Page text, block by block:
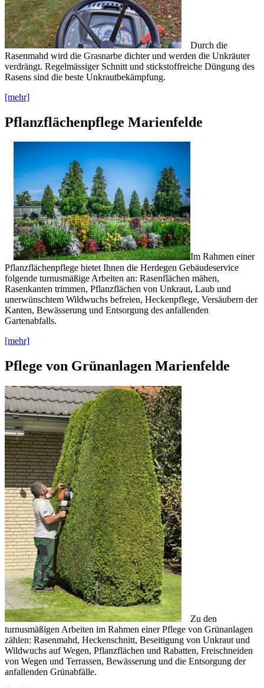
Durch die
Rasenmahd wird die Grasnarbe dichter und werden die Unkräuter
verdrängt. Regelmässiger Schnitt und stickstoffreiche Düngung des
Rasens sind die beste Unkrautbekämpfung.
[mehr]
Pflanzflächenpflege Marienfelde
Im Rahmen einer
Pflanzflächenpflege bietet Ihnen die Herdegen Gebäudeservice
folgende turnusmäßige Arbeiten an: Rasenflächen mähen,
Rasenkanten trimmen, Pflanzflächen von Unkraut, Laub und
unerwünschtem Wildwuchs befreien, Heckenpflege, Versäubern der
Kanten, Bewässerung und Entsorgung des anfallenden
Gartenabfalls.
[mehr]
Pflege von Grünanlagen Marienfelde
Zu den
turnusmäßigen Arbeiten im Rahmen einer Pflege von Grünanlagen
zählen: Rasenmahd, Heckenschnitt, Beseitigung von Unkraut und
Wildwuchs auf Wegen, Pflanzflächen und Rabatten, Freischneiden
von Wegen und Terrassen, Bewässerung und die Entsorgung der
anfallenden Grünabfälle.